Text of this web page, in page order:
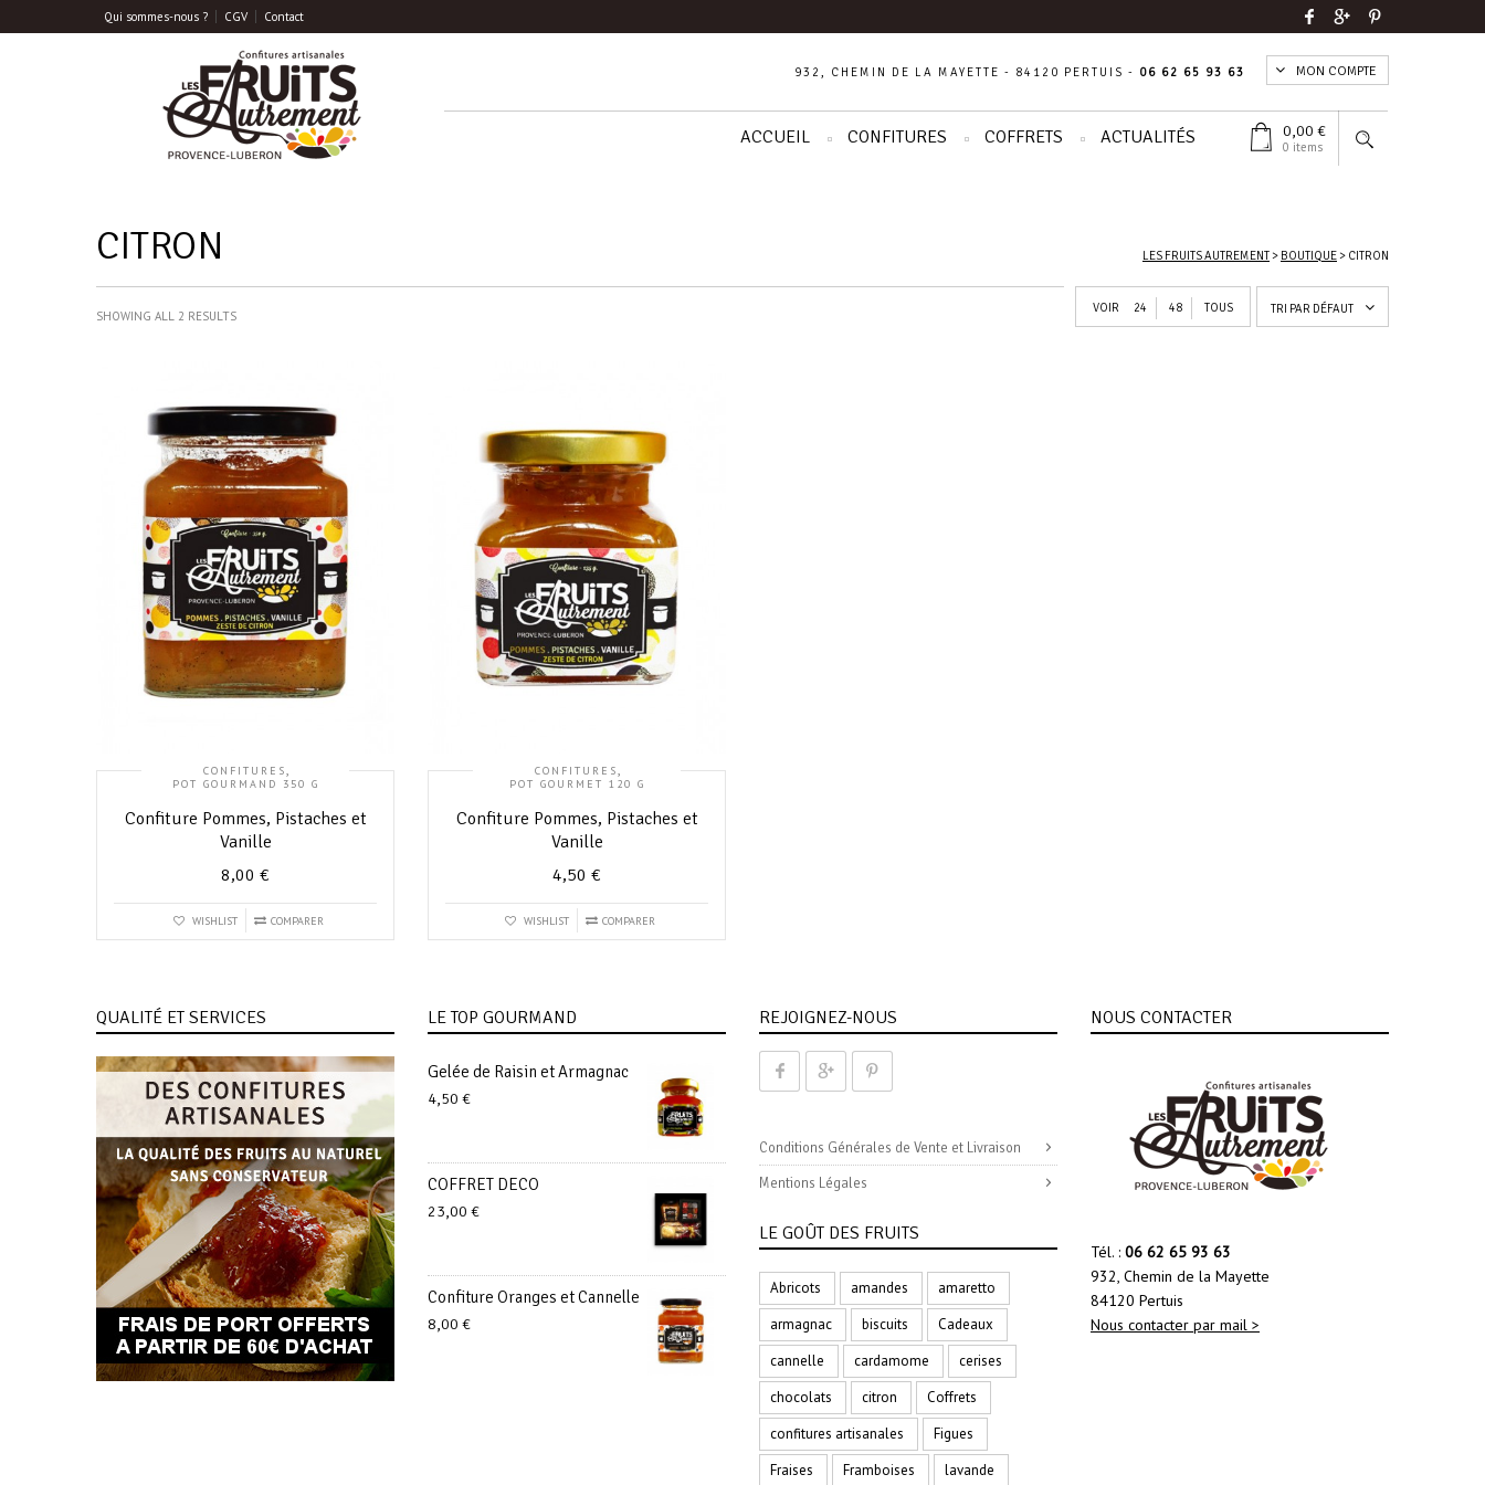
Qui sommes-nous ? CGV Contact
932, CHEMIN DE LA MAYETTE - 84120 PERTUIS - 06 62 65 93 63 MON COMPTE
0,00 €
0 items
ACCUEIL CONFITURES COFFRETS ACTUALITÉS
CITRON LES FRUITS AUTREMENT> BOUTIQUE> CITRON
SHOWING ALL 2 RESULTS
VOIR 24 48 TOUS TRI PAR DÉFAUT
CONFITURES,
POT GOURMAND 350 G
Confiture Pommes, Pistaches et
Vanille
8,00 €
WISHLIST COMPARER
CONFITURES,
POT GOURMET 120 G
Confiture Pommes, Pistaches et
Vanille
4,50 €
WISHLIST COMPARER
QUALITÉ ET SERVICES LE TOP GOURMAND
Gelée de Raisin et Armagnac
4,50 €
COFFRET DECO
23,00 €
Confiture Oranges et Cannelle
8,00 €
REJOIGNEZ-NOUS
Conditions Générales de Vente et Livraison
Mentions Légales
LE GOÛT DES FRUITS
Abricots amandes
amaretto
armagnac
biscuits
Cadeaux
cannelle
cardamome
cerises
chocolats
citron
Coffrets
confitures artisanales
Figues
Fraises
Framboises lavande
NOUS CONTACTER
Tél. : 06 62 65 93 63
932, Chemin de la Mayette
84120 Pertuis
Nous contacter par mail >